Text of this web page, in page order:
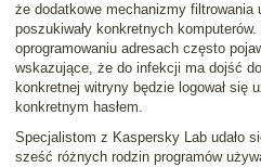
że dodatkowe mechanizmy filtrowania
poszukiwały konkretnych
oprogramowaniu adresach często
wskazujące, że do infekcji ma dojść
konkretnej witryny będzie logował się
konkretnym hasłem.
Specjalistom z Kaspersky Lab udało
sześć różnych rodzin programów